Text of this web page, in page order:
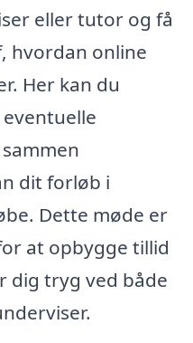
eller tutor og få
hvordan online
Her kan du
dit forløb i
Dette møde er
at opbygge tillid
dig tryg ved både